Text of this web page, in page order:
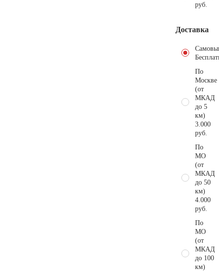
руб.
Доставка
По
Москве
(от
МКАД
до 5
км)
3.000
руб.
По
МО
(от
МКАД
до 50
км)
4.000
руб.
По
МО
(от
МКАД
до 100
км)